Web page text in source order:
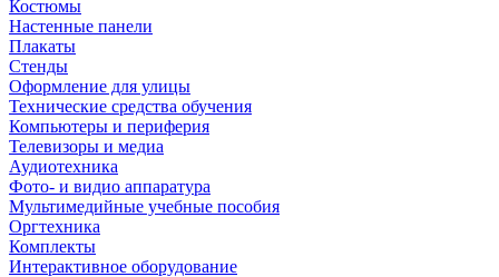
Костюмы
Настенные панели
Плакаты
Стенды
Оформление для улицы
Технические средства обучения
Компьютеры и периферия
Телевизоры и медиа
Аудиотехника
Фото- и видио аппаратура
Мультимедийные учебные пособия
Оргтехника
Комплекты
Интерактивное оборудование